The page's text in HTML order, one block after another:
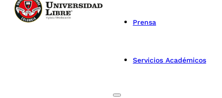
Prensa
Servicios Académicos